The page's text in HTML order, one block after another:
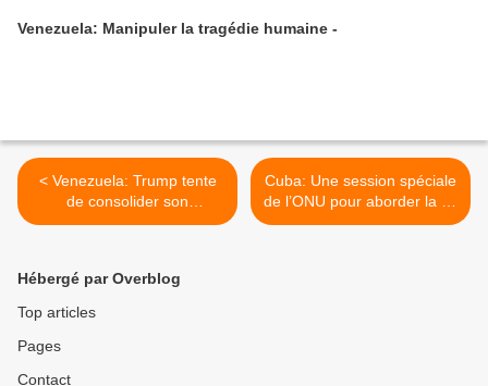
Venezuela: Manipuler la tragédie humaine -
< Venezuela: Trump tente
de consolider son
occupation en exploitant
Cuba: Une session spéciale
de l’ONU pour aborder la fin
du blocus >
Hébergé par Overblog
Top articles
Pages
Contact